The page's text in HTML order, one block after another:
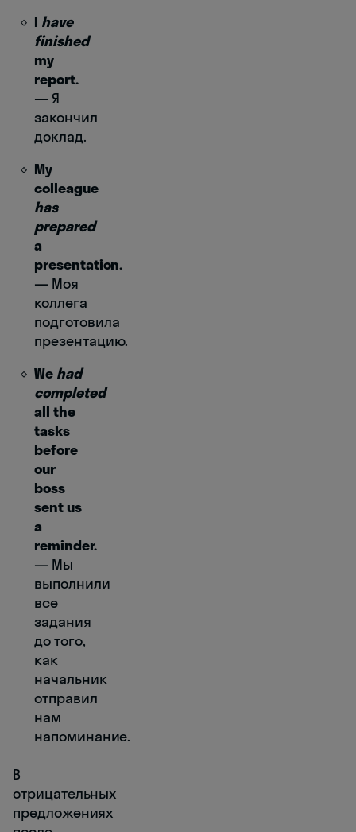
I have
finished
my
report.
― Я
закончил
доклад.
My
colleague
has
prepared
a
presentation.
― Моя
коллега
подготовила
презентацию.
We had
completed
all the
tasks
before
our
boss
sent us
a
reminder.
― Мы
выполнили
все
задания
до того,
как
начальник
отправил
нам
напоминание.
В
отрицательных
предложениях